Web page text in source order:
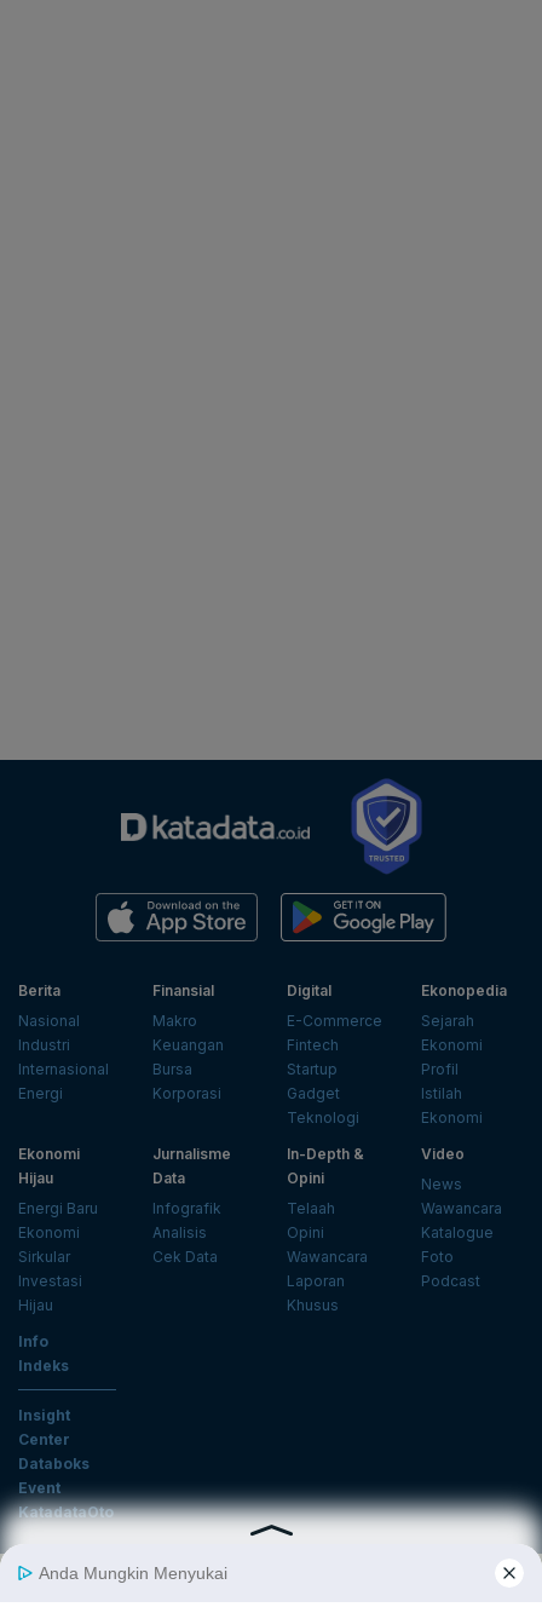
Berita
Nasional
Industri
Internasional
Energi
Finansial
Makro
Keuangan
Bursa
Korporasi
Digital
E-Commerce
Fintech
Startup
Gadget
Teknologi
Ekonopedia
Sejarah
Ekonomi
Profil
Istilah
Ekonomi
Ekonomi
Hijau
Energi Baru
Ekonomi
Sirkular
Investasi
Hijau
Jurnalisme
Data
Infografik
Analisis
Cek Data
In-Depth &
Opini
Telaah
Opini
Wawancara
Laporan
Khusus
Video
News
Wawancara
Katalogue
Foto
Podcast
Info
Indeks
Insight
Center
Databoks
Event
KatadataOto
Langganan Newsletter